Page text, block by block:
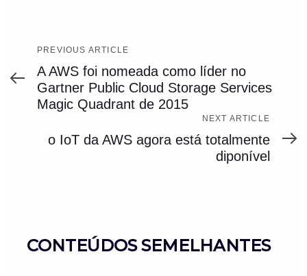
Previous
Article
PREVIOUS ARTICLE
A AWS foi nomeada como líder no
Gartner Public Cloud Storage Services
Magic Quadrant de 2015
Article
NEXT ARTICLE
o IoT da AWS agora está totalmente
diponível
CONTEÚDOS SEMELHANTES